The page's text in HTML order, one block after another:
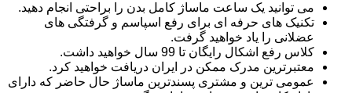
می توانید یک ساعت ماساژ کامل بدن را براحتی انجام دهید.
تکنیک های حرفه ای برای رفع اسپاسم و گرفتگی های
عضلانی را یاد خواهید گرفت.
کلاس رفع اشکال رایگان تا 99 سال خواهید داشت.
معتبرترین مدرک ممکن در ایران دریافت خواهید کرد.
عمومی ترین و مشتری پسندترین ماساژ حال حاضر که دارای